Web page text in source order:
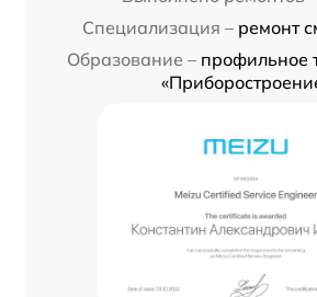
Специализация – ремонт
Образование – профильное